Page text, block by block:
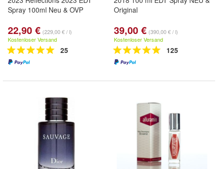
Spray 100ml Neu & OVP
22,90 € (229,00 € / l)
Kostenloser Versand
25
Original
39,00 € (390,00 € / l)
Kostenloser Versand
125